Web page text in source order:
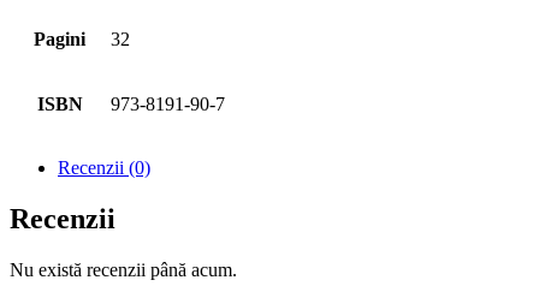
Pagini 32
ISBN 973-8191-90-7
Recenzii (0)
Recenzii
Nu există recenzii până acum.